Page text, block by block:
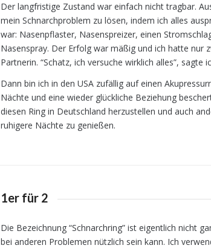
Der langfristige Zustand war einfach nicht tragbar.
mein Schnarchproblem zu lösen, indem ich alles
war: Nasenpflaster, Nasenspreizer, einen
Nasenspray. Der Erfolg war mäßig und ich hatte nur
Partnerin. “Schatz, ich versuche wirklich alles”, sagte
Dann bin ich in den USA zufällig auf einen
Nächte und eine wieder glückliche Beziehung
diesen Ring in Deutschland herzustellen und auch
ruhigere Nächte zu genießen.
1er für 2
Die Bezeichnung “Schnarchring” ist eigentlich nicht
bei anderen Problemen nützlich sein kann. Ich